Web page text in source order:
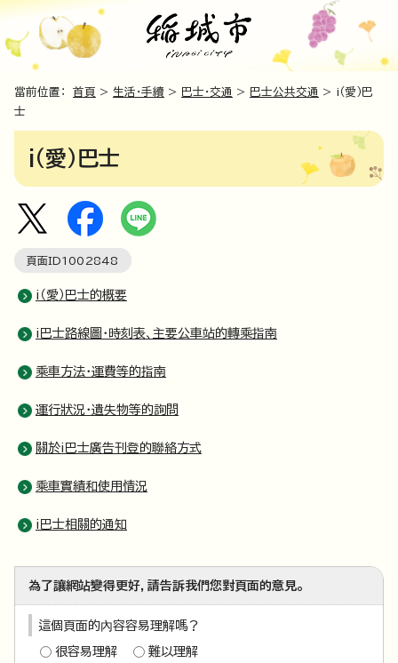
當前位置： 首頁 > 生活・手續 > 巴士・交通 > 巴士公共交通 > i（愛）巴
士
i（愛）巴士
頁面ID1002848
i（愛）巴士的概要
i巴士路線圖・時刻表、主要公車站的轉乘指南
乘車方法・運費等的指南
運行狀況・遺失物等的詢問
關於i巴士廣告刊登的聯絡方式
乘車實績和使用情況
i巴士相關的通知
為了讓網站變得更好，請告訴我們您對頁面的意見。
這個頁面的內容容易理解嗎？
很容易理解 難以理解